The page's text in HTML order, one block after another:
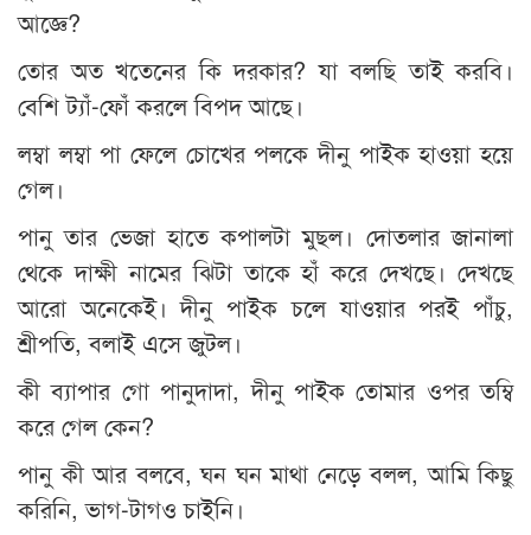
আজ্ঞে?
তোর অত খতেনের কি দরকার? যা বলছি তাই করবি।
বেশি ট্যাঁ-ফোঁ করলে বিপদ আছে।
লম্বা লম্বা পা ফেলে চোখের পলকে দীনু পাইক হাওয়া হয়ে
গেল।
পানু তার ভেজা হাতে কপালটা মুছল। দোতলার জানালা
থেকে দাক্ষী নামের ঝিটা তাকে হাঁ করে দেখছে। দেখছে
আরো অনেকেই। দীনু পাইক চলে যাওয়ার পরই পাঁচু,
শ্রীপতি, বলাই এসে জুটল।
কী ব্যাপার গো পানুদাদা, দীনু পাইক তোমার ওপর তম্বি
করে গেল কেন?
পানু কী আর বলবে, ঘন ঘন মাথা নেড়ে বলল, আমি কিছু
করিনি, ভাগ-টাগও চাইনি।